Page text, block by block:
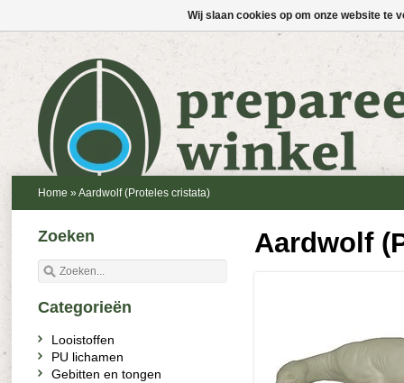
Home » Aardwolf (Proteles cristata)
Aardwolf
Zoeken
Categorieën
Looistoffen
PU lichamen
Gebitten en tongen
Wij slaan cookies op om onze website te